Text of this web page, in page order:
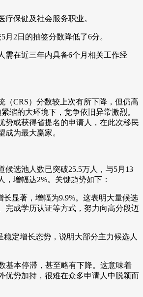
疗保健及社会服务职业。
月2日的抽签分数降低了6分。
需在近三年内具备6个月相关工作经
（CRS）分数较上次有所下降，但仍高
缩的大环境下，竞争依旧异常激烈。
势或获得省提名的申请人，在此次移民
成为最大赢家。
候选池人数已突破25.5万人，与5月13
，增幅达2%。关键趋势如下：
长显著，增幅为9.9%。这表明大量候选
完成学历认证等方式，努力向高分段迈
稳定增长态势，说明大部分主力候选人
基本停滞，甚至略有下降。这意味着
优势加持，很难在众多申请人中脱颖而